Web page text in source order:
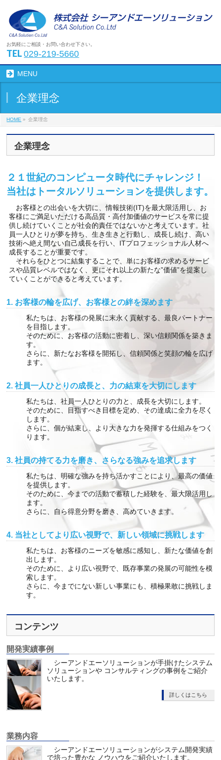
お気軽にご相談・お問い合わせ下さい。
TEL029-219-5660
MENU
企業理念
HOME » 企業理念
企業理念
２１世紀のコンピュータ時代にチャレンジ！
当社はトータルソリューションを提供します。
お客様との出会いを大切に、情報技術(IT)を最大限活用し、お
客様にご満足いただける高品質・高付加価値のサービスを常に提
供し続けていくことが社会的責任ではないかと考えています。社
員一人ひとりが夢を持ち、生き生きと行動し、成長し続け、高い
技術へ絶え間ない自己成長を行い、ITプロフェッショナル人材へ
成長することが重要です。
それらをひとつに結集することで、単にお客様の求めるサービ
スや品質レベルではなく、更にそれ以上の新たな”価値”を提案し
ていくことができると考えています。
1. お客様の輪を広げ、お客様との絆を深めます
私たちは、お客様の発展に末永く貢献する、最良パートナー
を目指します。
そのために、お客様の活動に密着し、深い信頼関係を築きま
す。
さらに、新たなお客様を開拓し、信頼関係と笑顔の輪を広げ
ます。
2. 社員一人ひとりの成長と、力の結束を大切にします
私たちは、社員一人ひとりの力と、成長を大切にします。
そのために、目指すべき目標を定め、その達成に全力を尽く
します。
さらに、個が結束し、より大きな力を発揮する仕組みをつく
ります。
3. 社員の持てる力を磨き、さらなる強みを追求します
私たちは、明確な強みを持ち活かすことにより、最高の価値
を提供します。
そのために、今までの活動で蓄積した経験を、最大限活用し
ます。
さらに、自ら得意分野を磨き、高めていきます。
4. 当社としてより広い視野で、新しい領域に挑戦します
私たちは、お客様のニーズを敏感に感知し、新たな価値を創
出します。
そのために、より広い視野で、既存事業の発展の可能性を模
索します。
さらに、今までにない新しい事業にも、積極果敢に挑戦しま
す。
コンテンツ
開発実績事例
シーアンドエーソリューションが手掛けたシステム
ソリューションや コンサルティングの事例をご紹介
いたします。
詳しくはこちら
業務内容
シーアンドエーソリューションがシステム開発実績
で培った豊かな ノウハウをご紹介いたします。